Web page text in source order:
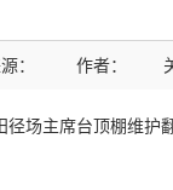
： 作者：
场主席台顶棚维护